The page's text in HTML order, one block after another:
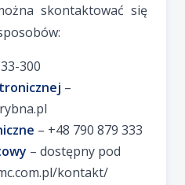
skontaktować się
300
–
– +48 790 879 333
– dostępny pod
kontakt/